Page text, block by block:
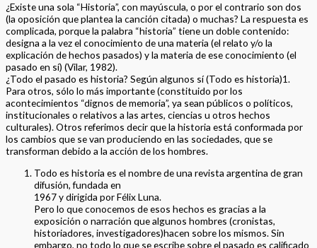
¿Existe una sola “Historia”, con mayúscula, o por el contrario son dos
(la oposición que plantea la canción citada) o muchas? La respuesta es
complicada, porque la palabra “historia” tiene un doble contenido:
designa a la vez el conocimiento de una materia (el relato y/o la
explicación de hechos pasados) y la materia de ese conocimiento (el
pasado en sí) (Vilar, 1982).
¿Todo el pasado es historia? Según algunos sí (Todo es historia)1.
Para otros, sólo lo más importante (constituido por los
acontecimientos “dignos de memoria”, ya sean públicos o políticos,
institucionales o relativos a las artes, ciencias u otros hechos
culturales). Otros referimos decir que la historia está conformada por
los cambios que se van produciendo en las sociedades, que se
transforman debido a la acción de los hombres.
Todo es historia es el nombre de una revista argentina de gran
difusión, fundada en
1967 y dirigida por Félix Luna.
Pero lo que conocemos de esos hechos es gracias a la
exposición o narración que algunos hombres (cronistas,
historiadores, investigadores)hacen sobre los mismos. Sin
embargo, no todo lo que se escribe sobre el pasado es calificado